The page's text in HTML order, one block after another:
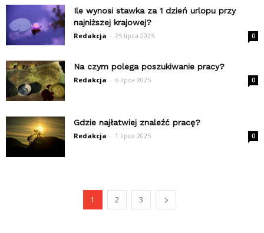
Ile wynosi stawka za 1 dzień urlopu przy
najniższej krajowej?
Redakcja - 25 lipca 2025 0
Na czym polega poszukiwanie pracy?
Redakcja - 6 lipca 2025 0
Gdzie najłatwiej znaleźć pracę?
Redakcja - 1 lipca 2025 0
1 2 3